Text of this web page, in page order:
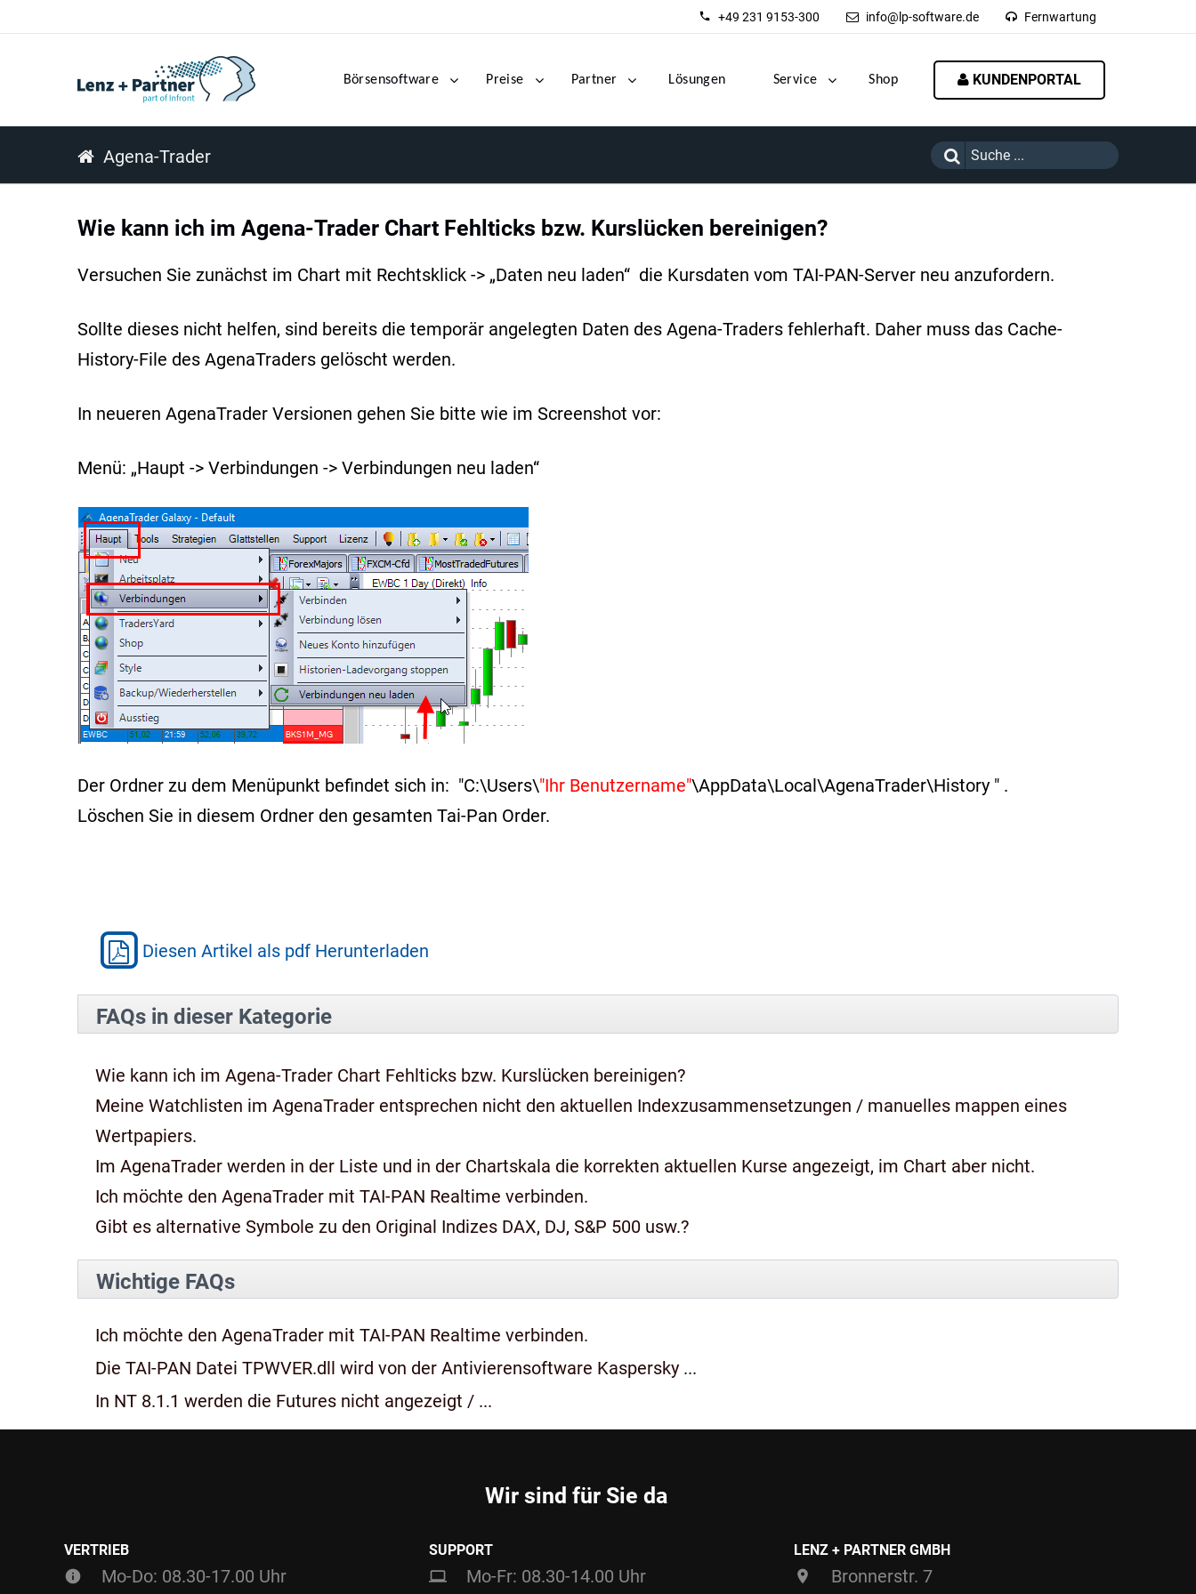
+49 231 9153-300 info@lp-software.de Fernwartung
Börsensoftware Preise Partner Lösungen Service Shop KUNDENPORTAL
Agena-Trader
Wie kann ich im Agena-Trader Chart Fehlticks bzw. Kurslücken bereinigen?
Versuchen Sie zunächst im Chart mit Rechtsklick -> „Daten neu laden“ die Kursdaten vom TAI-PAN-Server neu anzufordern.
Sollte dieses nicht helfen, sind bereits die temporär angelegten Daten des Agena-Traders fehlerhaft. Daher muss das Cache-
History-File des AgenaTraders gelöscht werden.
In neueren AgenaTrader Versionen gehen Sie bitte wie im Screenshot vor:
Menü: „Haupt -> Verbindungen -> Verbindungen neu laden“
Der Ordner zu dem Menüpunkt befindet sich in: "C:\Users\"Ihr Benutzername"\AppData\Local\AgenaTrader\History " .
Löschen Sie in diesem Ordner den gesamten Tai-Pan Order.
Diesen Artikel als pdf Herunterladen
FAQs in dieser Kategorie
Wie kann ich im Agena-Trader Chart Fehlticks bzw. Kurslücken bereinigen?
Meine Watchlisten im AgenaTrader entsprechen nicht den aktuellen Indexzusammensetzungen / manuelles mappen eines
Wertpapiers.
Im AgenaTrader werden in der Liste und in der Chartskala die korrekten aktuellen Kurse angezeigt, im Chart aber nicht.
Ich möchte den AgenaTrader mit TAI-PAN Realtime verbinden.
Gibt es alternative Symbole zu den Original Indizes DAX, DJ, S&P 500 usw.?
Wichtige FAQs
Ich möchte den AgenaTrader mit TAI-PAN Realtime verbinden.
Die TAI-PAN Datei TPWVER.dll wird von der Antivierensoftware Kaspersky ...
In NT 8.1.1 werden die Futures nicht angezeigt / ...
Wir sind für Sie da
VERTRIEB
Mo-Do: 08.30-17.00 Uhr
SUPPORT
Mo-Fr: 08.30-14.00 Uhr
LENZ + PARTNER GMBH
Bronnerstr. 7